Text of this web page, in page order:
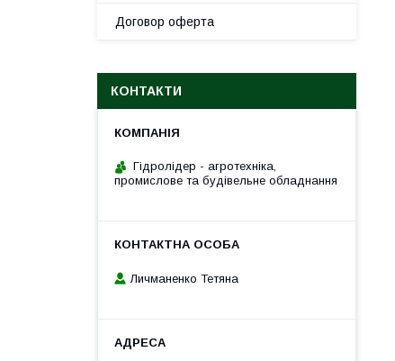
Договор оферта
КОНТАКТИ
Гідролідер - агротехніка,
промислове та будівельне обладнання
Личманенко Тетяна